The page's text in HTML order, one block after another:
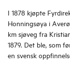
I 1878 kjøpte
Honningsøya i
km sjøveg fra
1879. Det ble, som
en svensk